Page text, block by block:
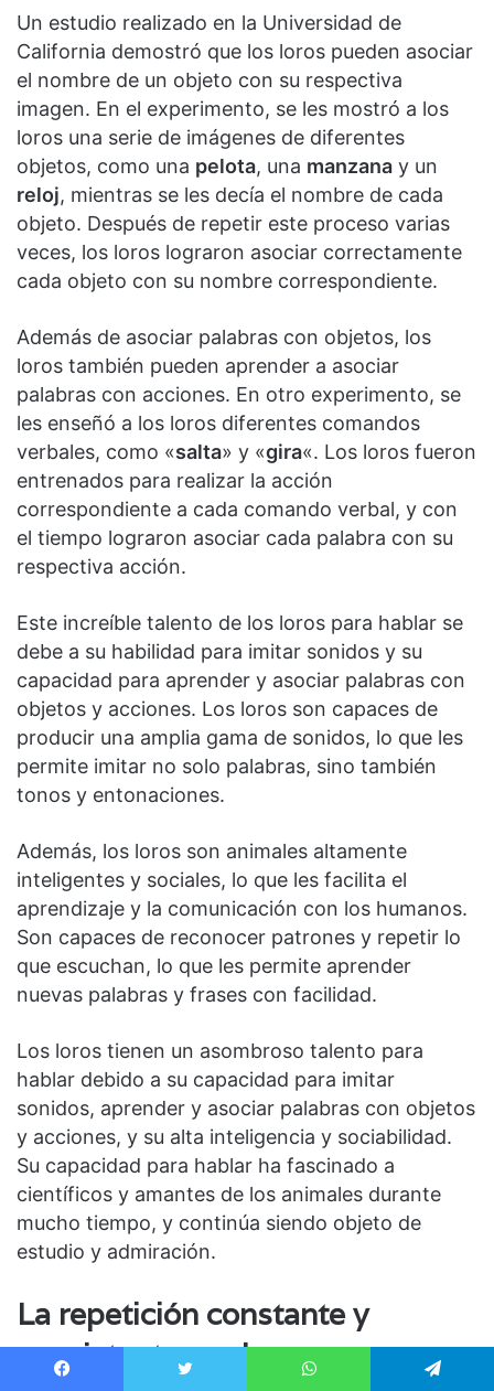
Un estudio realizado en la Universidad de
California demostró que los loros pueden asociar
el nombre de un objeto con su respectiva
imagen. En el experimento, se les mostró a los
loros una serie de imágenes de diferentes
objetos, como una pelota, una manzana y un
reloj, mientras se les decía el nombre de cada
objeto. Después de repetir este proceso varias
veces, los loros lograron asociar correctamente
cada objeto con su nombre correspondiente.
Además de asociar palabras con objetos, los
loros también pueden aprender a asociar
palabras con acciones. En otro experimento, se
les enseñó a los loros diferentes comandos
verbales, como «salta» y «gira«. Los loros fueron
entrenados para realizar la acción
correspondiente a cada comando verbal, y con
el tiempo lograron asociar cada palabra con su
respectiva acción.
Este increíble talento de los loros para hablar se
debe a su habilidad para imitar sonidos y su
capacidad para aprender y asociar palabras con
objetos y acciones. Los loros son capaces de
producir una amplia gama de sonidos, lo que les
permite imitar no solo palabras, sino también
tonos y entonaciones.
Además, los loros son animales altamente
inteligentes y sociales, lo que les facilita el
aprendizaje y la comunicación con los humanos.
Son capaces de reconocer patrones y repetir lo
que escuchan, lo que les permite aprender
nuevas palabras y frases con facilidad.
Los loros tienen un asombroso talento para
hablar debido a su capacidad para imitar
sonidos, aprender y asociar palabras con objetos
y acciones, y su alta inteligencia y sociabilidad.
Su capacidad para hablar ha fascinado a
científicos y amantes de los animales durante
mucho tiempo, y continúa siendo objeto de
estudio y admiración.
La repetición constante y
consistente es clave para que